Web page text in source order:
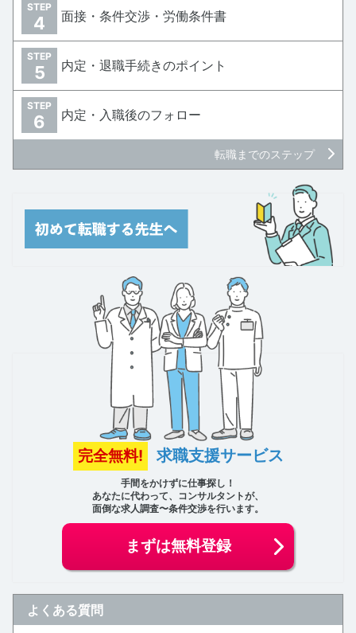
STEP
4 面接・条件交渉・労働条件書
STEP
5 内定・退職手続きのポイント
STEP
6 内定・入職後のフォロー
転職までのステップ
完全無料! 求職支援サービス
手間をかけずに仕事探し！
あなたに代わって、コンサルタントが、
面倒な求人調査〜条件交渉を行います。
まずは無料登録
よくある質問